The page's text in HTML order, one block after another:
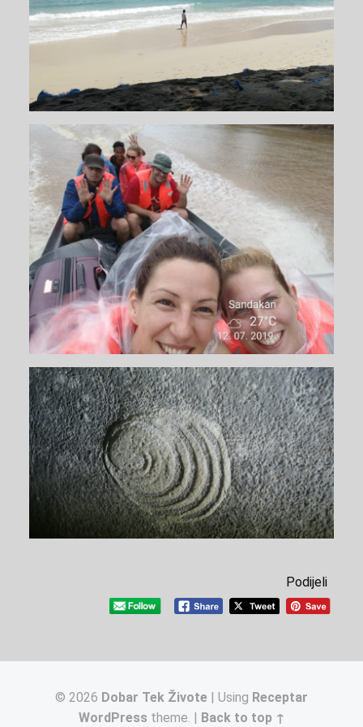
Podijeli
© 2026 Dobar Tek Živote Using Receptar
WordPress theme. Back to top ↑